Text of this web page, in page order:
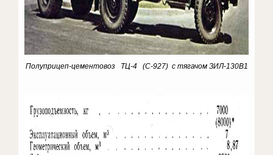
Полуприцеп-цементовоз ТЦ-4 (С-927) с тягачом ЗИЛ-130В1